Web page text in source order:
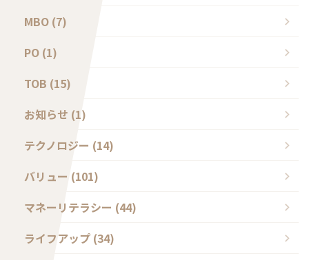
MBO (7)
PO (1)
TOB (15)
お知らせ (1)
テクノロジー (14)
バリュー (101)
マネーリテラシー (44)
ライフアップ (34)